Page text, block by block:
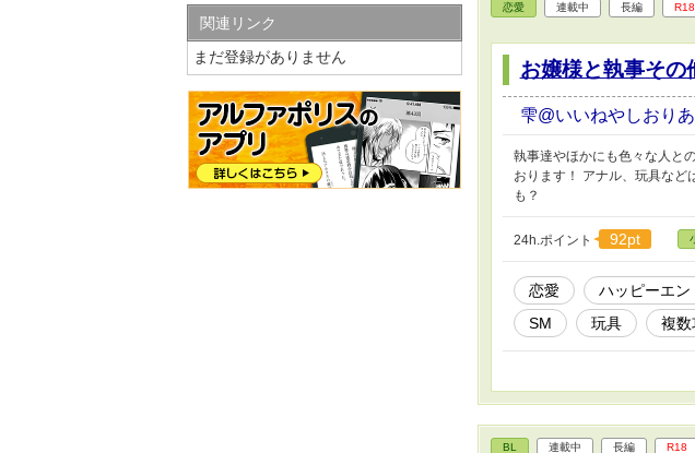
恋愛 連載中 長編 R18
お嬢様と執事そ
雫@いいねやしおり
執事達やほかにも色々な人と
おります！ アナル、玩具など
も？
24h.ポイント 92pt
恋愛 ハッピーエン
SM
玩具 複数
BL 連載中 長編 R18
関連リンク
まだ登録がありません